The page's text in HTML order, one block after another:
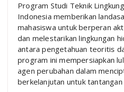
Program Studi Teknik
Indonesia memberikan
mahasiswa untuk berperan
dan melestarikan lingkungan
antara pengetahuan teoritis
program ini mempersiapkan
agen perubahan dalam
berkelanjutan untuk tantangan